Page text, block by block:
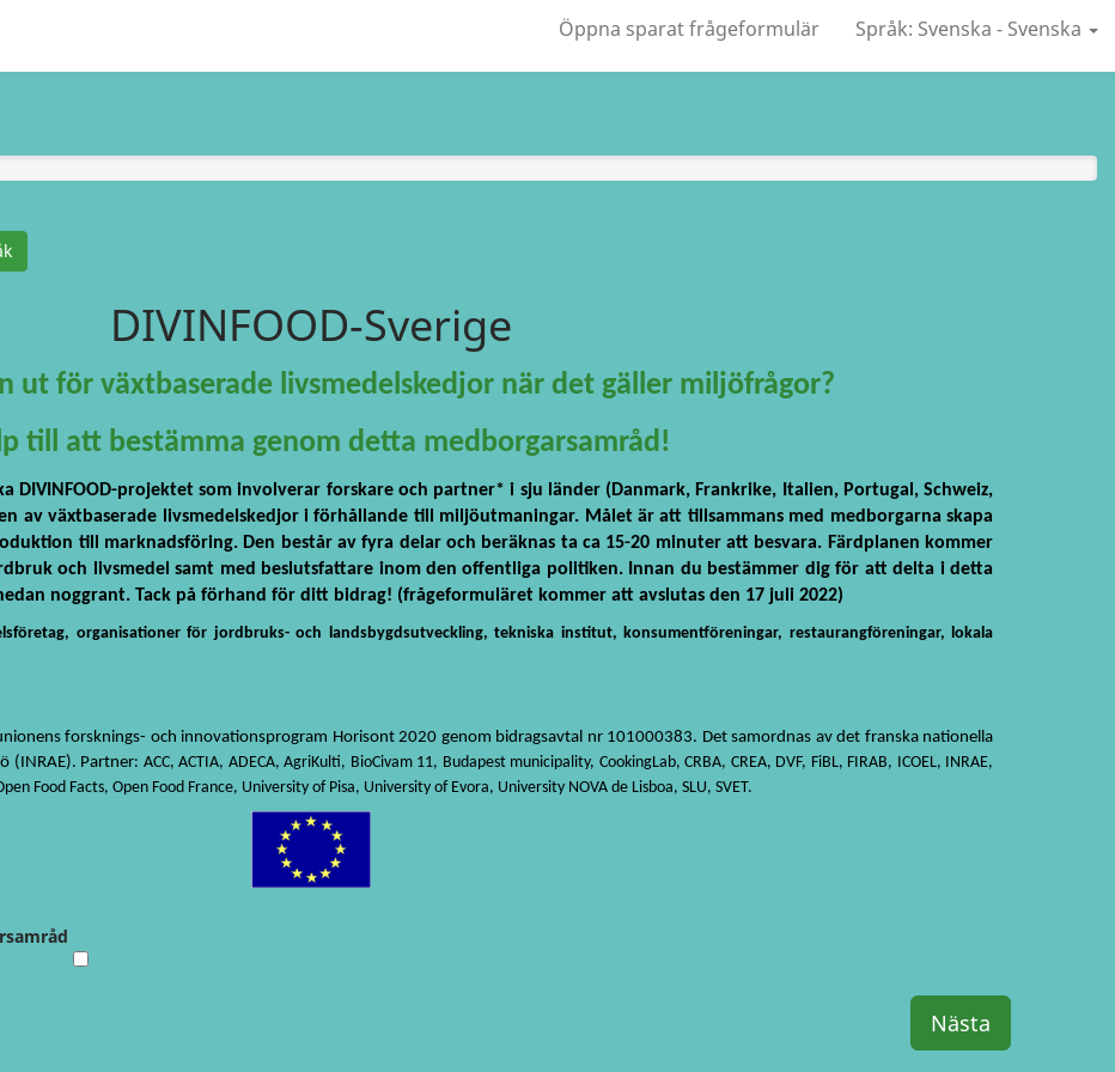
Öppna sparat frågeformulär Språk: Svenska - Svenska
DIVINFOOD-Sverige
ut för växtbaserade livsmedelskedjor när det gäller miljöfrågor?
till att bestämma genom detta medborgarsamråd!
DIVINFOOD-projektet som involverar forskare och partner* i sju länder (Danmark, Frankrike, Italien, Portugal, Schweiz,
av växtbaserade livsmedelskedjor i förhållande till miljöutmaningar. Målet är att tillsammans med medborgarna skapa
till marknadsföring. Den består av fyra delar och beräknas ta ca 15-20 minuter att besvara. Färdplanen kommer
och livsmedel samt med beslutsfattare inom den offentliga politiken. Innan du bestämmer dig för att delta i detta
noggrant. Tack på förhand för ditt bidrag! (frågeformuläret kommer att avslutas den 17 juli 2022)
organisationer för jordbruks- och landsbygdsutveckling, tekniska institut, konsumentföreningar, restaurangföreningar, lokala
forsknings- och innovationsprogram Horisont 2020 genom bidragsavtal nr 101000383. Det samordnas av det franska nationella
(INRAE). Partner: ACC, ACTIA, ADECA, AgriKulti, BioCivam 11, Budapest municipality, CookingLab, CRBA, CREA, DVF, FiBL, FIRAB, ICOEL, INRAE,
Food Facts, Open Food France, University of Pisa, University of Evora, University NOVA de Lisboa, SLU, SVET.
Nästa